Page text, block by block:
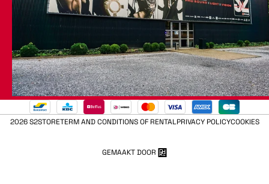
2026 S2STORETERM AND CONDITIONS OF RENTALPRIVACY POLICYCOOKIES
GEMAAKT DOOR